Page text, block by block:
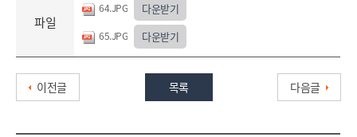
파일
64.JPG 다운받기
65.JPG 다운받기
이전글 다음글
목록